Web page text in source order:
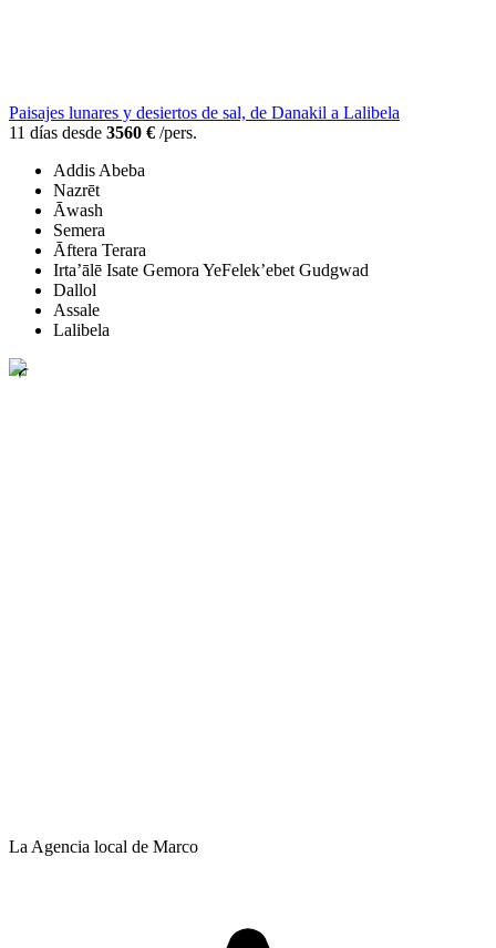
Paisajes lunares y desiertos de sal, de Danakil a Lalibela
11 días desde 3560 € /pers.
Addis Abeba
Nazrēt
Āwash
Semera
Āftera Terara
Irta’ālē Isate Gemora YeFelek’ebet Gudgwad
Dallol
Assale
Lalibela
La Agencia local de Marco